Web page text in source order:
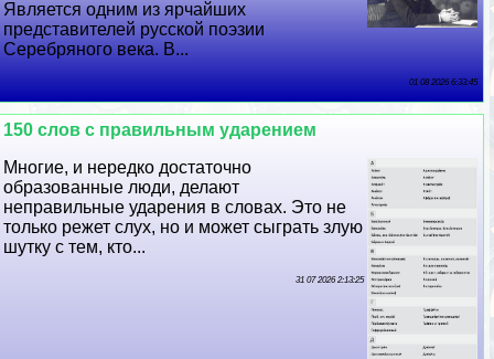
Является одним из ярчайших
представителей русской поэзии
Серебряного века. В...
01 08 2026 6:33:45
150 слов с правильным ударением
Многие, и нередко достаточно
образованные люди, делают
неправильные ударения в словах. Это не
только режет слух, но и может сыграть злую
шутку с тем, кто...
31 07 2026 2:13:25